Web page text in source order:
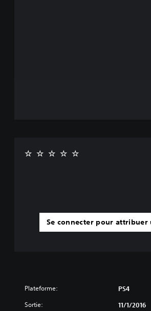
Se connecter pour attribuer
Plateforme: PS4
Sortie: 11/1/2016